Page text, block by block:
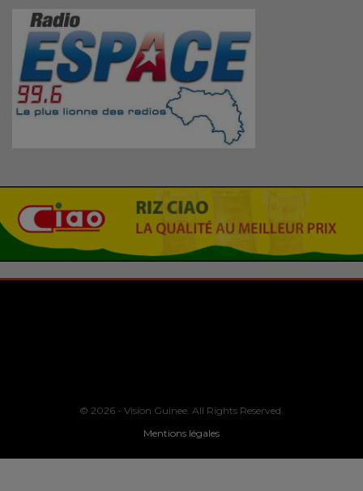
© 2026 - Vision Guinee. All Rights Reserved.
Mentions légales